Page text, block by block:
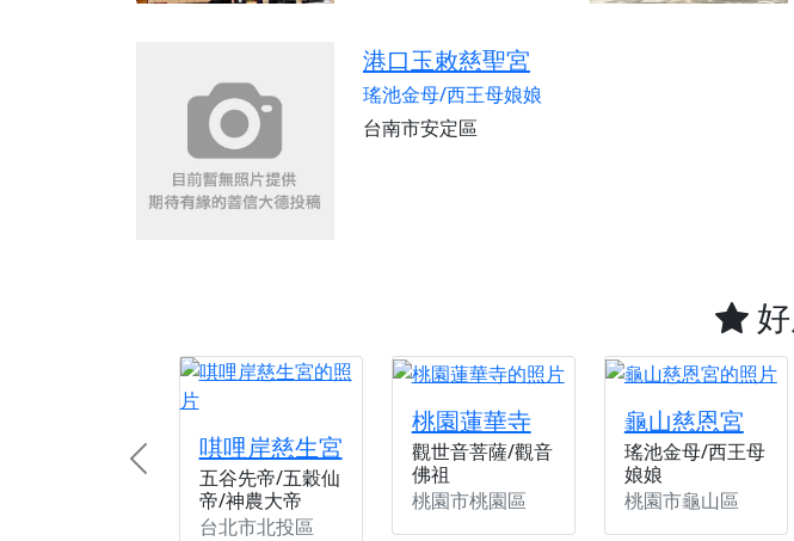
港口玉敕慈聖宮
瑤池金母/西王母娘娘
台南市安定區
好
唭哩岸慈生宮
五谷先帝/五穀仙
帝/神農大帝
台北市北投區
桃園蓮華寺
觀世音菩薩/觀音
佛祖
桃園市桃園區
龜山慈恩宮
瑤池金母/西王母
娘娘
桃園市龜山區
Previous